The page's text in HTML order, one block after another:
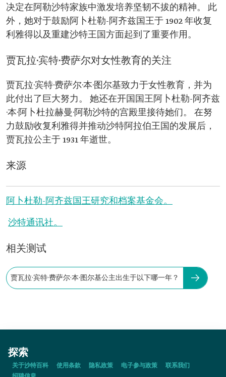
决定在阿勒沙特家族中激发培养坚韧不拔的精神。 此
外，她对于鼓励阿卜杜勒-阿齐兹国王于 1902 年收复
利雅得以及重建沙特王国方面起到了重要作用。
贾瓦拉·宾特·费萨尔对女性教育的关注
贾瓦拉·宾特·费萨尔·本·图尔基致力于女性教育，并为
此付出了巨大努力。 她还在开国国王阿卜杜勒-阿齐兹
·本·阿卜杜拉赫曼·阿勒沙特的宫殿里接待她们。 在努
力鼓励收复利雅得并推动沙特阿拉伯王国的发展后，
贾瓦拉公主于 1931 年逝世。
来源
阿卜杜勒-阿齐兹国王研究和档案基金会。
沙特通讯社。
相关测试
贾瓦拉·宾特·费萨尔·本·图尔基公主出生于以下哪一年？
探索
关于沙特百科 使用条款 隐私政策 电子参与政策
联系我们